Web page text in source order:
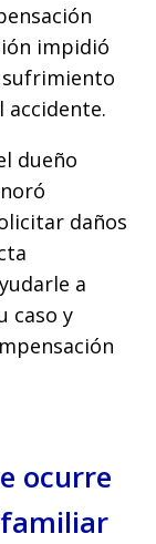
impidió
accidente.
dueño
daños
a
caso y
ocurre